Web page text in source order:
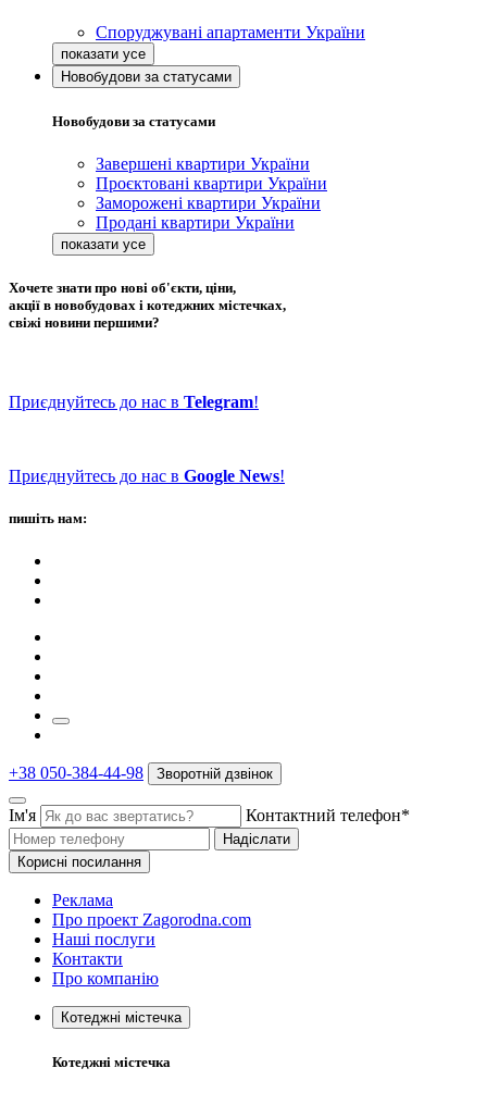
Споруджувані апартаменти України
Новобудови за статусами
Новобудови за статусами
Завершені квартири України
Проєктовані квартири України
Заморожені квартири України
Продані квартири України
Хочете знати про нові об'єкти, ціни,
акції в новобудовах і котеджних містечках,
свіжі новини першими?
Приєднуйтесь до нас в Telegram!
Приєднуйтесь до нас в Google News!
пишіть нам:
+38 050-384-44-98 Зворотній дзвінок
Ім'я Контактний телефон*
Надіслати
Корисні посилання
Реклама
Про проект Zagorodna.com
Наші послуги
Контакти
Про компанію
Котеджні містечка
Котеджні містечка